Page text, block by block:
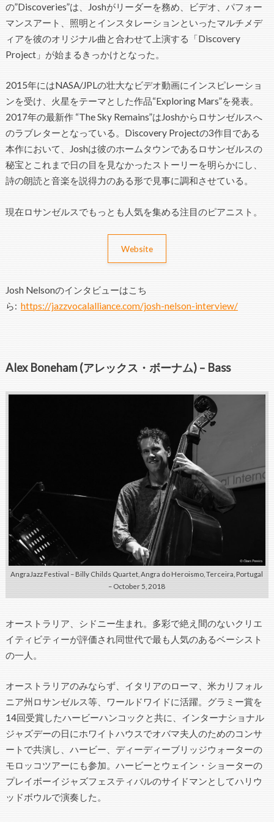
の”Discoveries”は、Joshがリーダーを務め、ビデオ、パフォー
マンスアート、照明とインスタレーションといったマルチメデ
ィアを彼のオリジナル曲と合わせて上演する「Discovery
Project」が始まるきっかけとなった。
2015年にはNASA/JPLの壮大なビデオ動画にインスピレーショ
ンを受け、火星をテーマとした作品“Exploring Mars”を発表。
2017年の最新作 “The Sky Remains”はJoshからロサンゼルスへ
のラブレターとなっている。Discovery Projectの3作目である
本作において、Joshは彼のホームタウンであるロサンゼルスの
秘宝とこれまで日の目を見なかったストーリーを明らかにし、
詩の朗読と音楽を説得力のある形で見事に調和させている。
現在ロサンゼルスでもっとも人気を集める注目のピアニスト。
Website
Josh Nelsonのインタビューはこち
ら: https://jazzvocalalliance.com/josh-nelson-interview/
Alex Boneham (アレックス・ボーナム) – Bass
AngraJazz Festival – Billy Childs Quartet, Angra do Heroismo, Terceira, Portugal
– October 5, 2018
オーストラリア、シドニー生まれ。多彩で絶え間のないクリエ
イティビティーが評価され同世代で最も人気のあるベーシスト
の一人。
オーストラリアのみならず、イタリアのローマ、米カリフォル
ニア州ロサンゼルス等、ワールドワイドに活躍。グラミー賞を
14回受賞したハービーハンコックと共に、インターナショナル
ジャズデーの日にホワイトハウスでオバマ夫人のためのコンサ
ートで共演し、ハービー、ディーディーブリッジウォーターの
モロッコツアーにも参加。ハービーとウェイン・ショーターの
プレイボーイジャズフェスティバルのサイドマンとしてハリウ
ッドボウルで演奏した。